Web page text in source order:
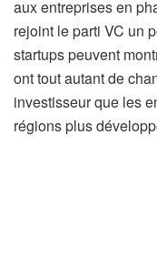
aux entreprises en
rejoint le parti VC un
startups peuvent
ont tout autant de
investisseur que les
régions plus